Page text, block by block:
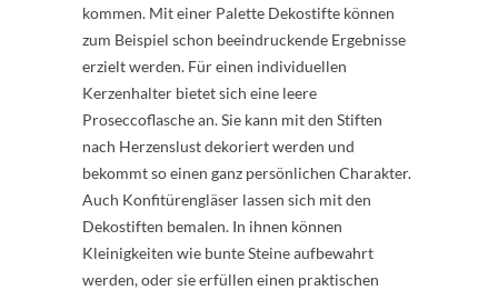
kommen. Mit einer Palette Dekostifte können
zum Beispiel schon beeindruckende Ergebnisse
erzielt werden. Für einen individuellen
Kerzenhalter bietet sich eine leere
Proseccoflasche an. Sie kann mit den Stiften
nach Herzenslust dekoriert werden und
bekommt so einen ganz persönlichen Charakter.
Auch Konfitürengläser lassen sich mit den
Dekostiften bemalen. In ihnen können
Kleinigkeiten wie bunte Steine aufbewahrt
werden, oder sie erfüllen einen praktischen